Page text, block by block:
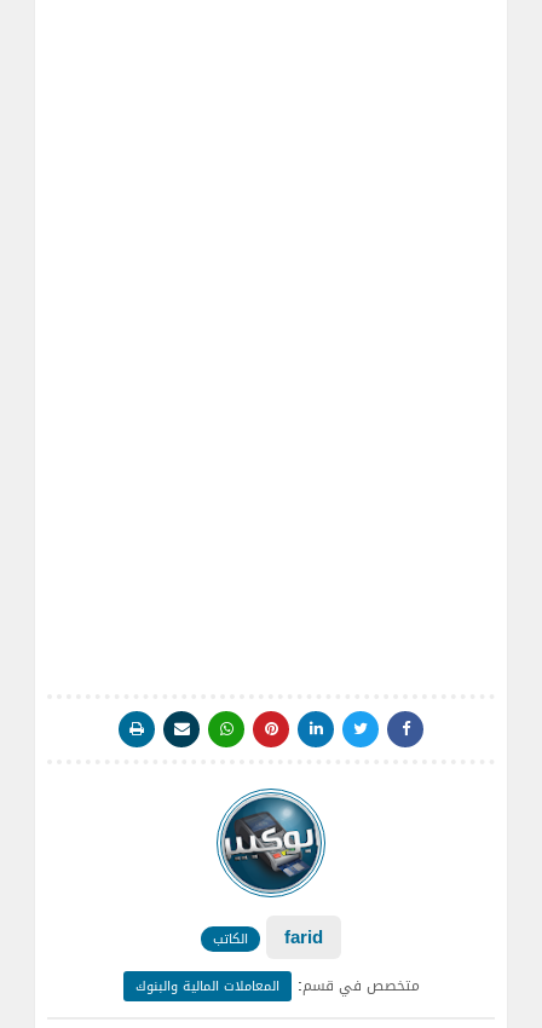
farid الكاتب
متخصص في قسم: المعاملات المالية والبنوك